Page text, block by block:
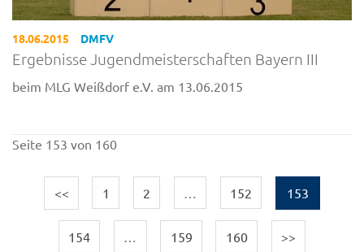
18.06.2015 DMFV
Ergebnisse Jugendmeisterschaften Bayern III
beim MLG Weißdorf e.V. am 13.06.2015
Seite 153 von 160
<< 1 2 … 152 153
154 … 159 160 >>